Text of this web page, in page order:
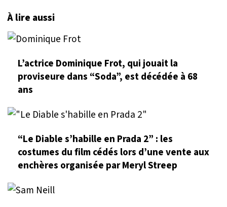
À lire aussi
L’actrice Dominique Frot, qui jouait la
proviseure dans “Soda”, est décédée à 68
ans
“Le Diable s’habille en Prada 2” : les
costumes du film cédés lors d’une vente aux
enchères organisée par Meryl Streep